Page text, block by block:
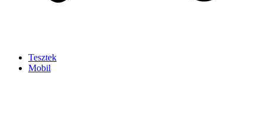
Tesztek
Mobil